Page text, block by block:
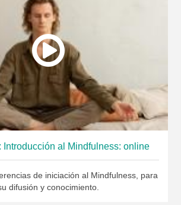
Introducción al Mindfulness: online
de iniciación al Mindfulness, para
difusión y conocimiento.